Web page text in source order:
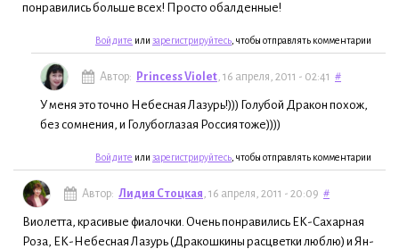
понравились больше всех! Просто обалденные!
Войдите или зарегистрируйтесь , чтобы отправлять комментарии
Автор: Princess Violet , 16 апреля, 2011 - 02:41 #
У меня это точно Небесная Лазурь!))) Голубой Дракон похож,
без сомнения, и Голубоглазая Россия тоже))))
Войдите или зарегистрируйтесь , чтобы отправлять комментарии
Автор: Лидия Стоцкая , 16 апреля, 2011 - 20:09 #
Виолетта, красивые фиалочки. Очень понравились ЕК-Сахарная
Роза, ЕК-Небесная Лазурь (Дракошкины расцветки люблю) и Ян-